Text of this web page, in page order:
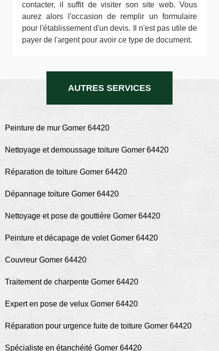
contacter, il suffit de visiter son site web. Vous
aurez alors l'occasion de remplir un formulaire
pour l'établissement d'un devis. Il n'est pas utile de
payer de l'argent pour avoir ce type de document.
AUTRES SERVICES
Peinture de mur Gomer 64420
Nettoyage et demoussage toiture Gomer 64420
Réparation de toiture Gomer 64420
Dépannage toiture Gomer 64420
Nettoyage et pose de gouttière Gomer 64420
Peinture et décapage de volet Gomer 64420
Couvreur Gomer 64420
Traitement de charpente Gomer 64420
Expert en pose de velux Gomer 64420
Réparation pour urgence fuite de toiture Gomer 64420
Spécialiste en étanchéité Gomer 64420